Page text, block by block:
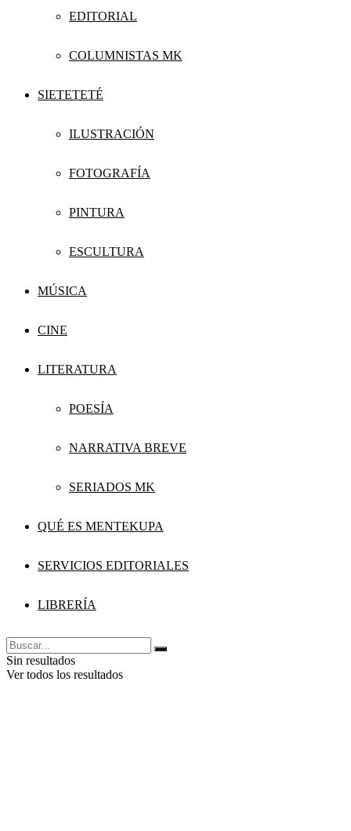
EDITORIAL
COLUMNISTAS MK
SIETETETÉ
ILUSTRACIÓN
FOTOGRAFÍA
PINTURA
ESCULTURA
MÚSICA
CINE
LITERATURA
POESÍA
NARRATIVA BREVE
SERIADOS MK
QUÉ ES MENTEKUPA
SERVICIOS EDITORIALES
LIBRERÍA
Sin resultados
Ver todos los resultados